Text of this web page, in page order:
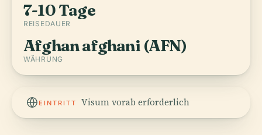
7-10 Tage
REISEDAUER
Afghan afghani (AFN)
WÄHRUNG
EINTRITT Visum vorab erforderlich